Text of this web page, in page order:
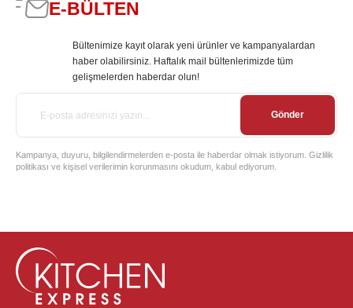
E-BÜLTEN
Bültenimize kayıt olarak yeni ürünler ve kampanyalardan
haber olabilirsiniz. Haftalık mail bültenlerimizde tüm
gelişmelerden haberdar olun!
Gönder
Kampanya, duyuru, bilgilendirmelerden e-posta ile haberdar olmak istiyorum. Gizlilik
politikası ve kişisel verilerimin korunmasını okudum, kabul ediyorum.